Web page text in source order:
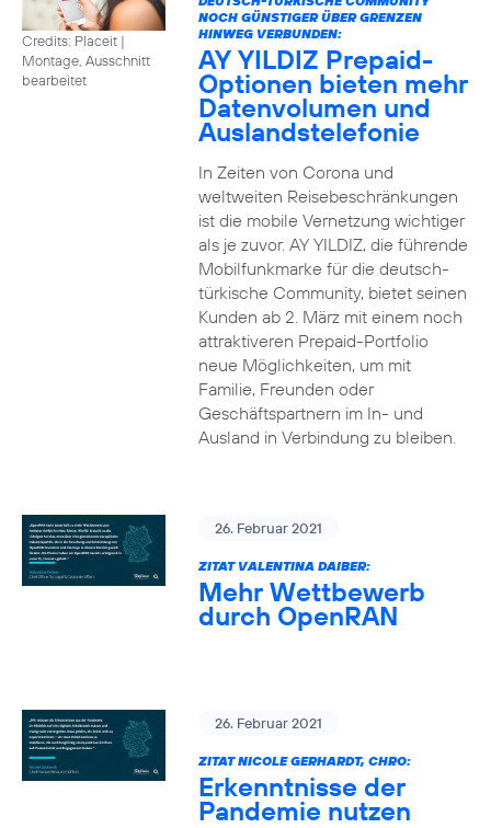
Credits: Placeit |
Montage, Ausschnitt
bearbeitet
NOCH GÜNSTIGER ÜBER GRENZEN
HINWEG VERBUNDEN:
AY YILDIZ Prepaid-
Optionen bieten mehr
Datenvolumen und
Auslandstelefonie
In Zeiten von Corona und
weltweiten Reisebeschränkungen
ist die mobile Vernetzung wichtiger
als je zuvor. AY YILDIZ, die führende
Mobilfunkmarke für die deutsch-
türkische Community, bietet seinen
Kunden ab 2. März mit einem noch
attraktiveren Prepaid-Portfolio
neue Möglichkeiten, um mit
Familie, Freunden oder
Geschäftspartnern im In- und
Ausland in Verbindung zu bleiben.
26. Februar 2021
ZITAT VALENTINA DAIBER:
Mehr Wettbewerb
durch OpenRAN
26. Februar 2021
ZITAT NICOLE GERHARDT, CHRO:
Erkenntnisse der
Pandemie nutzen